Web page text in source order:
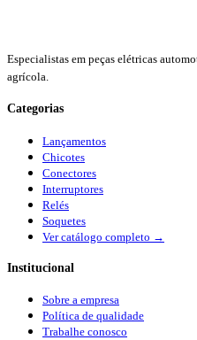
Especialistas em peças elétricas
agrícola.
Categorias
Lançamentos
Chicotes
Conectores
Interruptores
Relés
Soquetes
Ver catálogo completo →
Institucional
Sobre a empresa
Política de qualidade
Trabalhe conosco